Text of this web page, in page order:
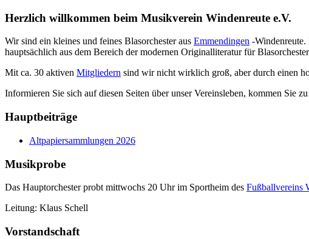
Herzlich willkommen beim Musikverein Windenreute e.V.
Wir sind ein kleines und feines Blasorchester aus Emmendingen -
hauptsächlich aus dem Bereich der modernen Originalliteratur für
Mit ca. 30 aktiven Mitgliedern sind wir nicht wirklich groß, aber durch einen
Informieren Sie sich auf diesen Seiten über unser Vereinsleben, kommen Sie
Hauptbeiträge
Altpapiersammlungen 2026
Musikprobe
Das Hauptorchester probt mittwochs 20 Uhr im Sportheim des Fußballvereins
Leitung: Klaus Schell
Vorstandschaft